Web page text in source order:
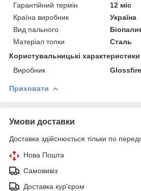
Гарантійний термін
12 міс
Країна виробник
Україна
Вид пального
Матеріал топки
Сталь
Користувальницькі характеристики
Виробник
Glossfire
Приховати
Умови доставки
Доставка здійснюється тільки по
Нова Пошта
Самовивіз
Доставка кур'єром